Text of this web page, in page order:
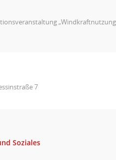
7
Soziales